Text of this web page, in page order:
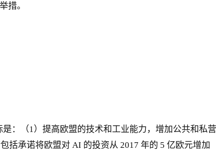
措。
：（1）提高欧盟的技术和工业能力，增加公共和私营
括承诺将欧盟对 AI 的投资从 2017 年的 5 亿欧元增加